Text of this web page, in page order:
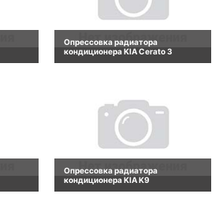
Опрессовка радиатора
кондиционера KIA Cerato 3
Опрессовка радиатора
кондиционера KIA K9